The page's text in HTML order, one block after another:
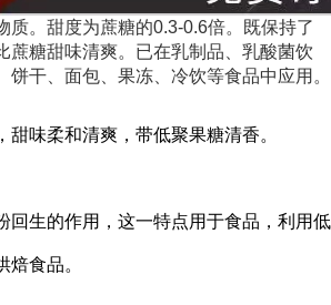
质。甜度为蔗糖的0.3-0.6倍。既保持了
蔗糖甜味清爽。已在乳制品、乳酸菌饮
饼干、面包、果冻、冷饮等食品中应用。
甜味柔和清爽，带低聚果糖清香。
回生的作用，这一特点用于食品，利用低
食品。